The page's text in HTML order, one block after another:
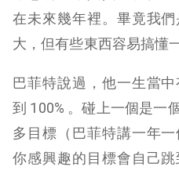
在未來幾年裡。畢竟我
大，但有些東西容易搞懂
巴菲特說過，他一生當
到 100% 。碰上一個是一
多目標（巴菲特講一年
你感興趣的目標會自己